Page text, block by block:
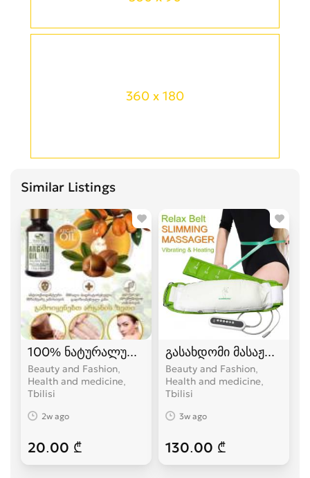
360 x 180
Similar Listings
100% ნატურალური არგანის ზეთი.
Beauty and Fashion,
Health and medicine
Tbilisi
2w ago
20.00 ₾
გასახდომი მასაჟორი
Beauty and Fashion,
Health and medicine
Tbilisi
3w ago
130.00 ₾